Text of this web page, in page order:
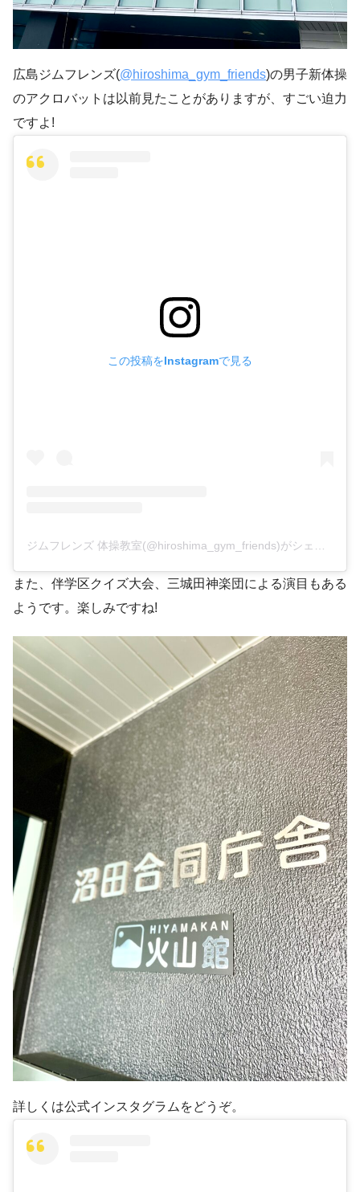
広島ジムフレンズ(@hiroshima_gym_friends)の男子新体操
のアクロバットは以前見たことがありますが、すごい迫力
ですよ!
この投稿をInstagramで見る
また、伴学区クイズ大会、三城田神楽団による演目もある
ようです。楽しみですね!
詳しくは公式インスタグラムをどうぞ。